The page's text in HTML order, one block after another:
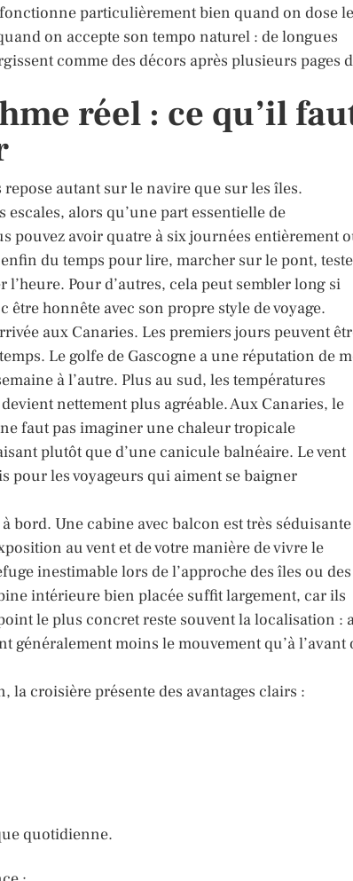
particulièrement bien quand on dose
on accepte son tempo naturel : de longues
comme des décors après plusieurs pages
réel : ce qu’il
autant sur le navire que sur les îles.
alors qu’une part essentielle de
pouvez avoir quatre à six journées entièrement
du temps pour lire, marcher sur le pont,
Pour d’autres, cela peut sembler long si
honnête avec son propre style de voyage.
aux Canaries. Les premiers jours peuvent
Le golfe de Gascogne a une réputation de
à l’autre. Plus au sud, les températures
nettement plus agréable. Aux Canaries, le
faut pas imaginer une chaleur tropicale
plutôt que d’une canicule balnéaire. Le vent
pour les voyageurs qui aiment se baigner
Une cabine avec balcon est très séduisante
au vent et de votre manière de vivre le
inestimable lors de l’approche des îles ou des
intérieure bien placée suffit largement, car ils
le plus concret reste souvent la localisation :
moins le mouvement qu’à l’avant
la croisière présente des avantages clairs :
quotidienne.